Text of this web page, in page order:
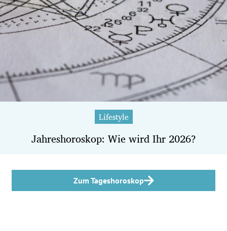
Lifestyle
Jahreshoroskop: Wie wird Ihr 2026?
Zum Tageshoroskop